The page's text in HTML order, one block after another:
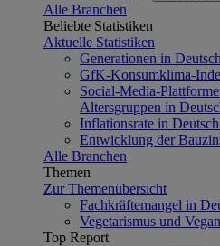
Alle Branchen
Beliebte Statistiken
Aktuelle Statistiken
Generationen in
GfK-Konsumklima-
Social-Media-
Altersgruppen in
Inflationsrate in
Entwicklung der
Alle Branchen
Themen
Zur Themenübersicht
Fachkräftemangel in
Vegetarismus und
Top Report